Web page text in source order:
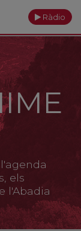
Ràdio
els
l'Abadia